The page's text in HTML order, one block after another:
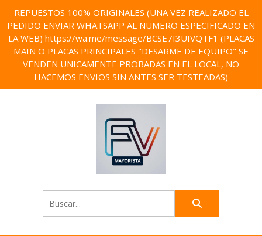
REPUESTOS 100% ORIGINALES (UNA VEZ REALIZADO EL
PEDIDO ENVIAR WHATSAPP AL NUMERO ESPECIFICADO EN
LA WEB) https://wa.me/message/BCSE7I3UIVQTF1 (PLACAS
MAIN O PLACAS PRINCIPALES "DESARME DE EQUIPO" SE
VENDEN UNICAMENTE PROBADAS EN EL LOCAL, NO
HACEMOS ENVIOS SIN ANTES SER TESTEADAS)